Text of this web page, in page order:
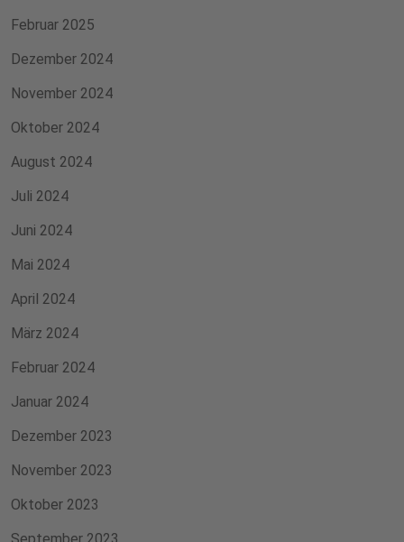
Februar 2025
Dezember 2024
November 2024
Oktober 2024
August 2024
Juli 2024
Juni 2024
Mai 2024
April 2024
März 2024
Februar 2024
Januar 2024
Dezember 2023
November 2023
Oktober 2023